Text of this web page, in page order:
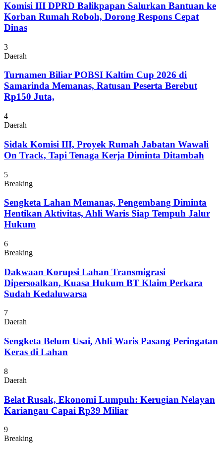
Komisi III DPRD Balikpapan Salurkan Bantuan ke
Korban Rumah Roboh, Dorong Respons Cepat
Dinas
3
Daerah
Turnamen Biliar POBSI Kaltim Cup 2026 di
Samarinda Memanas, Ratusan Peserta Berebut
Rp150 Juta,
4
Daerah
Sidak Komisi III, Proyek Rumah Jabatan Wawali
On Track, Tapi Tenaga Kerja Diminta Ditambah
5
Breaking
Sengketa Lahan Memanas, Pengembang Diminta
Hentikan Aktivitas, Ahli Waris Siap Tempuh Jalur
Hukum
6
Breaking
Dakwaan Korupsi Lahan Transmigrasi
Dipersoalkan, Kuasa Hukum BT Klaim Perkara
Sudah Kedaluwarsa
7
Daerah
Sengketa Belum Usai, Ahli Waris Pasang Peringatan
Keras di Lahan
8
Daerah
Belat Rusak, Ekonomi Lumpuh: Kerugian Nelayan
Kariangau Capai Rp39 Miliar
9
Breaking